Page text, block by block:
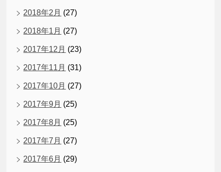
2018年2月 (27)
2018年1月 (27)
2017年12月 (23)
2017年11月 (31)
2017年10月 (27)
2017年9月 (25)
2017年8月 (25)
2017年7月 (27)
2017年6月 (29)